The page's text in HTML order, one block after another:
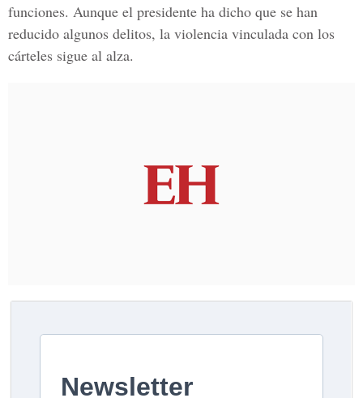
funciones. Aunque el presidente ha dicho que se han
reducido algunos delitos, la violencia vinculada con los
cárteles sigue al alza.